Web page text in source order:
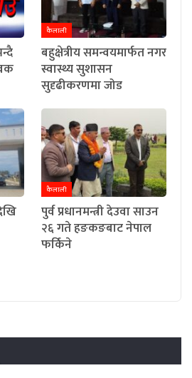
कैलाली
बहुक्षेत्रीय समन्वयमार्फत नगर
स्वास्थ्य सुशासन
सुदृढीकरणमा जोड
कैलाली
पुर्व प्रधानमन्त्री देउवा साउन
२६ गते हङकङबाट नेपाल
फर्किने